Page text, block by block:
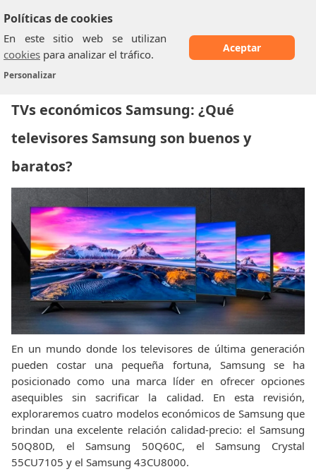
Políticas de cookies
En este sitio web se utilizan
cookies para analizar el tráfico.
Personalizar
Aceptar
Home/TVs económicos Samsung: ¿Qué televisores...
TVs económicos Samsung: ¿Qué
televisores Samsung son buenos y
baratos?
En un mundo donde los televisores de última generación
pueden costar una pequeña fortuna, Samsung se ha
posicionado como una marca líder en ofrecer opciones
asequibles sin sacrificar la calidad. En esta revisión,
exploraremos cuatro modelos económicos de Samsung que
brindan una excelente relación calidad-precio: el Samsung
50Q80D, el Samsung 50Q60C, el Samsung Crystal
55CU7105 y el Samsung 43CU8000.